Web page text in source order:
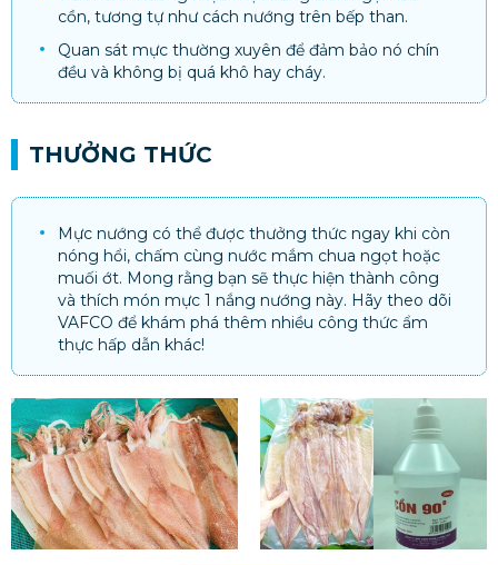
cồn, tương tự như cách nướng trên bếp than.
Quan sát mực thường xuyên để đảm bảo nó chín
đều và không bị quá khô hay cháy​​.
THƯỞNG THỨC
Mực nướng có thể được thưởng thức ngay khi còn
nóng hổi, chấm cùng nước mắm chua ngọt hoặc
muối ớt. Mong rằng bạn sẽ thực hiện thành công
và thích món mực 1 nắng nướng này. Hãy theo dõi
VAFCO để khám phá thêm nhiều công thức ẩm
thực hấp dẫn khác!